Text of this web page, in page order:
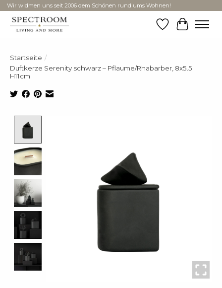
Wir widmen uns seit 2006 dem Schönen rund ums Wohnen!
Wunschzettel
Ihr
Startseite /
Duftkerze Serenity schwarz – Pflaume/Rhabarber, 8x5.5
H11cm